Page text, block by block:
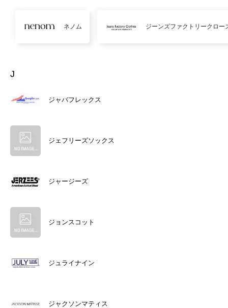
ネノム ジーンズファクトリークロー
J
ジャバフレックス
ジェフリーズソックス
ジャージーズ
ジョンスコット
ジュライナイン
ジャクソンマティス